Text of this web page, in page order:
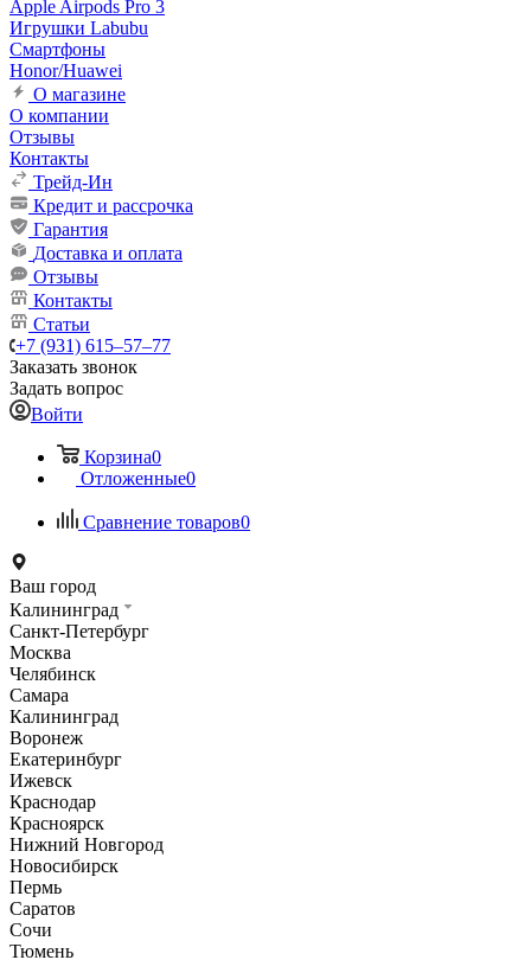
Apple Airpods Pro 3
Игрушки Labubu
Смартфоны
Honor/Huawei
О магазине
О компании
Отзывы
Контакты
Трейд-Ин
Кредит и рассрочка
Гарантия
Доставка и оплата
Отзывы
Контакты
Статьи
+7 (931) 615‒57‒77
Заказать звонок
Задать вопрос
Войти
Корзина0
Отложенные0
Сравнение товаров0
Ваш город
Калининград
Санкт-Петербург
Москва
Челябинск
Самара
Калининград
Воронеж
Екатеринбург
Ижевск
Краснодар
Красноярск
Нижний Новгород
Новосибирск
Пермь
Саратов
Сочи
Тюмень